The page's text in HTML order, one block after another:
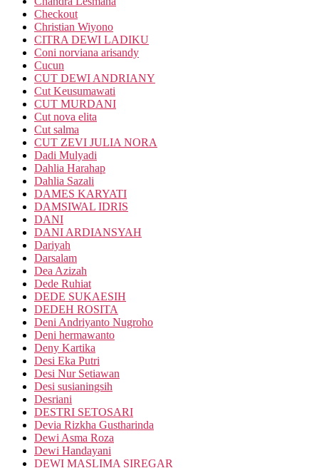
Checkout
Christian Wiyono
CITRA DEWI LADIKU
Coni norviana arisandy
Cucun
CUT DEWI ANDRIANY
Cut Keusumawati
CUT MURDANI
Cut nova elita
Cut salma
CUT ZEVI JULIA NORA
Dadi Mulyadi
Dahlia Harahap
Dahlia Sazali
DAMES KARYATI
DAMSIWAL IDRIS
DANI
DANI ARDIANSYAH
Dariyah
Darsalam
Dea Azizah
Dede Ruhiat
DEDE SUKAESIH
DEDEH ROSITA
Deni Andriyanto Nugroho
Deni hermawanto
Deny Kartika
Desi Eka Putri
Desi Nur Setiawan
Desi susianingsih
Desriani
DESTRI SETOSARI
Devia Rizkha Gustharinda
Dewi Asma Roza
Dewi Handayani
DEWI MASLIMA SIREGAR